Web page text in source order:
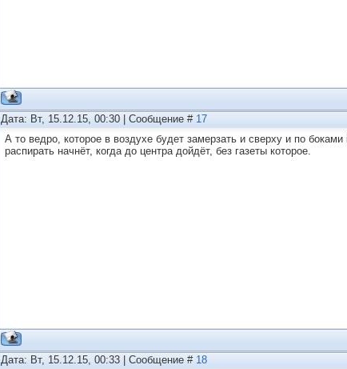
Дата: Вт, 15.12.15, 00:30 | Сообщение # 17
А то ведро, которое в воздухе будет замерзать и сверху и по
распирать начнёт, когда до центра дойдёт, без газеты которое.
Дата: Вт, 15.12.15, 00:33 | Сообщение # 18